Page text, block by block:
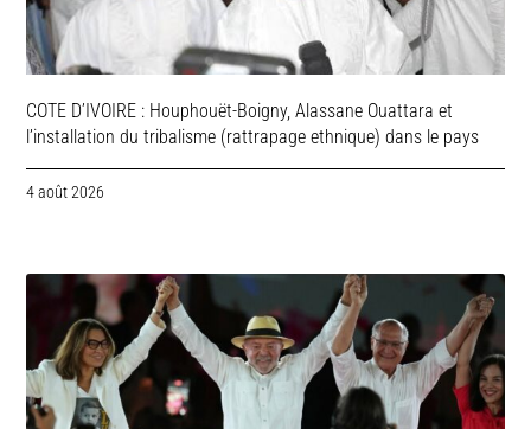
COTE D’IVOIRE : Houphouët-Boigny, Alassane Ouattara et
l’installation du tribalisme (rattrapage ethnique) dans le pays
4 août 2026